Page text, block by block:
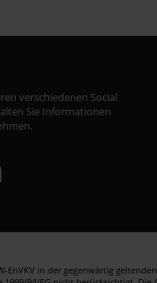
verschiedenen Social
Sie Informationen
EnVKV in der gegenwärtig